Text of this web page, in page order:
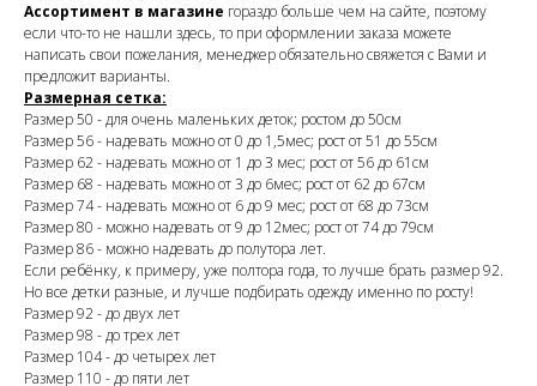
Ассортимент в магазине гораздо больше чем на сайте, поэтому
если что-то не нашли здесь, то при оформлении заказа можете
написать свои пожелания, менеджер обязательно свяжется с Вами и
предложит варианты.
Размерная сетка:
Размер 50 - для очень маленьких деток; ростом до 50см
Размер 56 - надевать можно от 0 до 1,5мес; рост от 51 до 55см
Размер 62 - надевать можно от 1 до 3 мес; рост от 56 до 61см
Размер 68 - надевать можно от 3 до 6мес; рост от 62 до 67см
Размер 74 - надевать можно от 6 до 9 мес; рост от 68 до 73см
Размер 80 - можно надевать от 9 до 12мес; рост от 74 до 79см
Размер 86 - можно надевать до полутора лет.
Если ребёнку, к примеру, уже полтора года, то лучше брать размер 92.
Но все детки разные, и лучше подбирать одежду именно по росту!
Размер 92 - до двух лет
Размер 98 - до трех лет
Размер 104 - до четырех лет
Размер 110 - до пяти лет